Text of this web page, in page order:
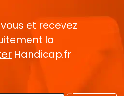
et recevez
la
Handicap.fr